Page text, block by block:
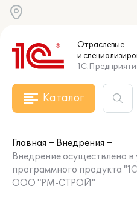
Отраслевые
и
Каталог
Главная
Внедрения
Внедрение осуществлено в
программного продукта
ООО "РМ-СТРОЙ"